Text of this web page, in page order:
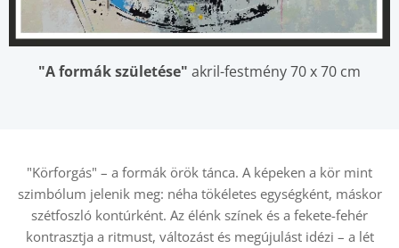
"A formák születése" akril-festmény 70 x 70 cm
"Körforgás" – a formák örök tánca. A képeken a kör mint
szimbólum jelenik meg: néha tökéletes egységként, máskor
szétfoszló kontúrként. Az élénk színek és a fekete-fehér
kontrasztja a ritmust, változást és megújulást idézi – a lét